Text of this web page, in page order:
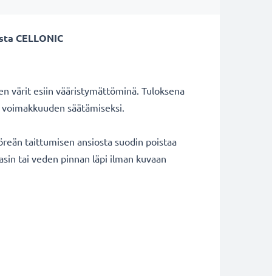
CELLONIC
värit esiin vääristymättöminä. Tuloksena
säätämiseksi.
taittumisen ansiosta suodin poistaa
tai veden pinnan läpi ilman kuvaan